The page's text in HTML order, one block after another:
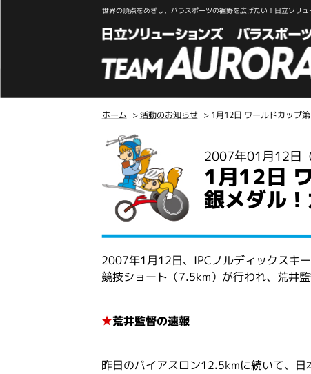
世界の頂点をめざし、パラスポーツの裾野を広げたい！日立ソリ
ホーム >活動のお知らせ > 1月12日 ワールドカップ
2007年01月12日
1月12日
銀メダル
2007年1月12日、IPCノルディックスキ
競技ショート（7.5km）が行われ、荒井
★荒井監督の速報
昨日のバイアスロン12.5kmに続いて、日